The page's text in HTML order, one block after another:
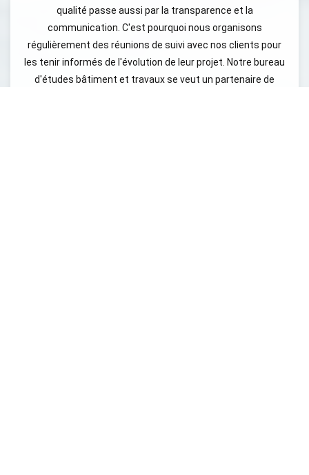
qualité passe aussi par la transparence et la
communication. C'est pourquoi nous organisons
régulièrement des réunions de suivi avec nos clients pour
les tenir informés de l'évolution de leur projet. Notre bureau
d'études bâtiment et travaux se veut un partenaire de